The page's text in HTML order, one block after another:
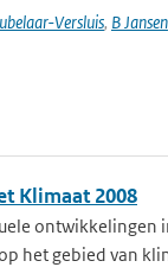
Versluis, B Jansen
Klimaat 2008
ontwikkelingen
het gebied van